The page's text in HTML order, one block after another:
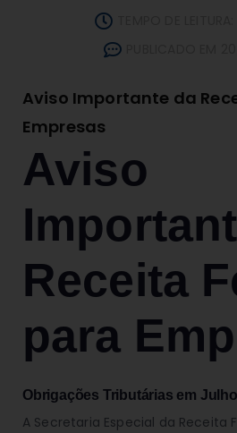
Aviso Importante da
Empresas
Aviso
Receita
para
Obrigações Tributárias em
A Secretaria Especial da Receita